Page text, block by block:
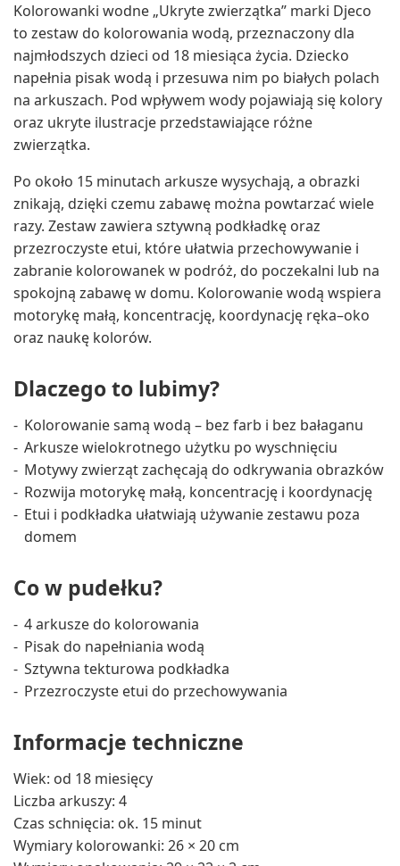
Kolorowanki wodne „Ukryte zwierzątka” marki Djeco
to zestaw do kolorowania wodą, przeznaczony dla
najmłodszych dzieci od 18 miesiąca życia. Dziecko
napełnia pisak wodą i przesuwa nim po białych polach
na arkuszach. Pod wpływem wody pojawiają się kolory
oraz ukryte ilustracje przedstawiające różne
zwierzątka.
Po około 15 minutach arkusze wysychają, a obrazki
znikają, dzięki czemu zabawę można powtarzać wiele
razy. Zestaw zawiera sztywną podkładkę oraz
przezroczyste etui, które ułatwia przechowywanie i
zabranie kolorowanek w podróż, do poczekalni lub na
spokojną zabawę w domu. Kolorowanie wodą wspiera
motorykę małą, koncentrację, koordynację ręka–oko
oraz naukę kolorów.
Dlaczego to lubimy?
Kolorowanie samą wodą – bez farb i bez bałaganu
Arkusze wielokrotnego użytku po wyschnięciu
Motywy zwierząt zachęcają do odkrywania obrazków
Rozwija motorykę małą, koncentrację i koordynację
Etui i podkładka ułatwiają używanie zestawu poza
domem
Co w pudełku?
4 arkusze do kolorowania
Pisak do napełniania wodą
Sztywna tekturowa podkładka
Przezroczyste etui do przechowywania
Informacje techniczne
Wiek: od 18 miesięcy
Liczba arkuszy: 4
Czas schnięcia: ok. 15 minut
Wymiary kolorowanki: 26 × 20 cm